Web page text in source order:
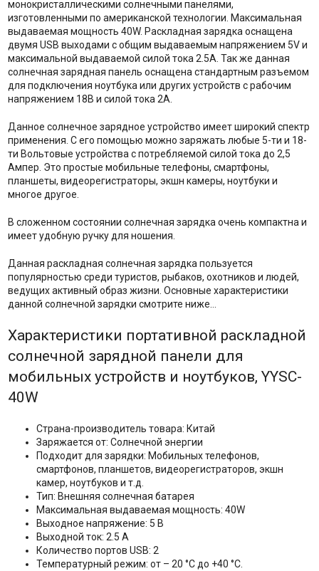
монокристаллическими солнечными панелями,
изготовленными по американской технологии. Максимальная
выдаваемая мощность 40W. Раскладная зарядка оснащена
двумя USB выходами с общим выдаваемым напряжением 5V и
максимальной выдаваемой силой тока 2.5А. Так же данная
солнечная зарядная панель оснащена стандартным разъемом
для подключения ноутбука или других устройств с рабочим
напряжением 18В и силой тока 2А.
Данное солнечное зарядное устройство имеет широкий спектр
применения. С его помощью можно заряжать любые 5-ти и 18-
ти Вольтовые устройства с потребляемой силой тока до 2,5
Ампер. Это простые мобильные телефоны, смартфоны,
планшеты, видеорегистраторы, экшн камеры, ноутбуки и
многое другое.
В сложенном состоянии солнечная зарядка очень компактна и
имеет удобную ручку для ношения.
Данная раскладная солнечная зарядка пользуется
популярностью среди туристов, рыбаков, охотников и людей,
ведущих активный образ жизни. Основные характеристики
данной солнечной зарядки смотрите ниже…
Характеристики портативной раскладной
солнечной зарядной панели для
мобильных устройств и ноутбуков, YYSC-
40W
Страна-производитель товара: Китай
Заряжается от: Солнечной энергии
Подходит для зарядки: Мобильных телефонов,
смартфонов, планшетов, видеорегистраторов, экшн
камер, ноутбуков и т.д.
Тип: Внешняя солнечная батарея
Максимальная выдаваемая мощность: 40W
Выходное напряжение: 5 В
Выходной ток: 2.5 А
Количество портов USB: 2
Температурный режим: от – 20 °C до +40 °C.